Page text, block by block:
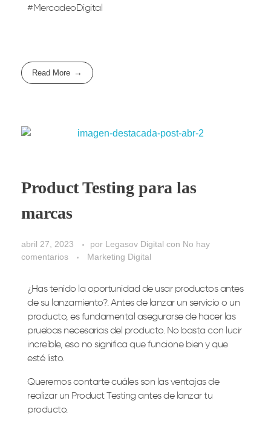
#MercadeoDigital
Read More
Product Testing para las
marcas
abril 27, 2023 por Legasov Digital con No hay
comentarios
Marketing Digital
¿Has tenido la oportunidad de usar productos antes
de su lanzamiento?. Antes de lanzar un servicio o un
producto, es fundamental asegurarse de hacer las
pruebas necesarias del producto. No basta con lucir
increíble, eso no significa que funcione bien y que
esté listo.
Queremos contarte cuáles son las ventajas de
realizar un Product Testing antes de lanzar tu
producto.